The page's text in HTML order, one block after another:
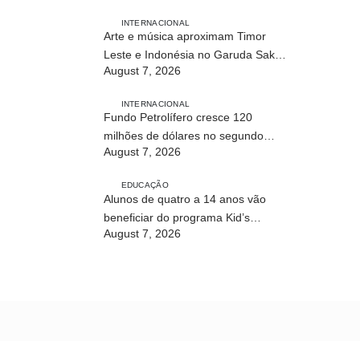
INTERNACIONAL
Arte e música aproximam Timor
Leste e Indonésia no Garuda Sakti
Crossborder Fest 2026
August 7, 2026
INTERNACIONAL
Fundo Petrolífero cresce 120
milhões de dólares no segundo
trimestre
August 7, 2026
EDUCAÇÃO
Alunos de quatro a 14 anos vão
beneficiar do programa Kid’s
Athletics
August 7, 2026